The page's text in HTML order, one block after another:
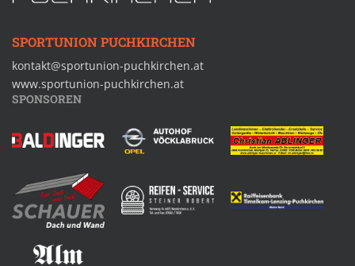
SPORTUNION PUCHKIRCHEN
kontakt@sportunion-puchkirchen.at
www.sportunion-puchkirchen.at
SPONSOREN